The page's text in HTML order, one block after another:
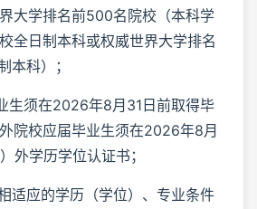
大学排名前500名院校（本科学
全日制本科或权威世界大学排名
本科）；
生须在2026年8月31日前取得毕
院校应届毕业生须在2026年8月
外学历学位认证书；
适应的学历（学位）、专业条件